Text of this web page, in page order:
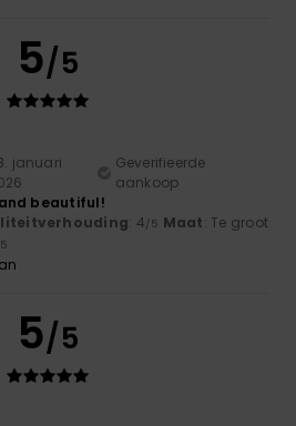
5/5
januari
Geverifieerde
aankoop
beautiful!
: 4/5 Maat: Te groot
5/5